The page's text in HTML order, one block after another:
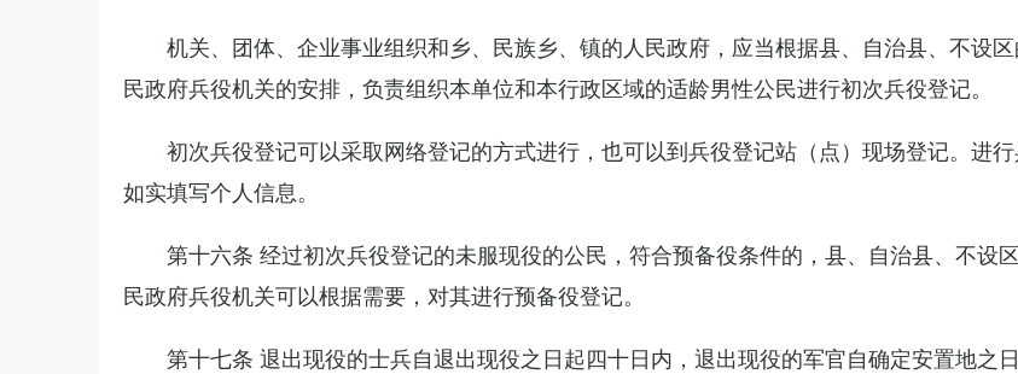
机关、团体、企业事业组织和乡、民族乡、镇的人民政府，应当根据县、自治县、不设
民政府兵役机关的安排，负责组织本单位和本行政区域的适龄男性公民进行初次兵役登记。
初次兵役登记可以采取网络登记的方式进行，也可以到兵役登记站（点）现场登记。进
如实填写个人信息。
第十六条 经过初次兵役登记的未服现役的公民，符合预备役条件的，县、自治县、不设
民政府兵役机关可以根据需要，对其进行预备役登记。
第十七条 退出现役的士兵自退出现役之日起四十日内，退出现役的军官自确定安置地之